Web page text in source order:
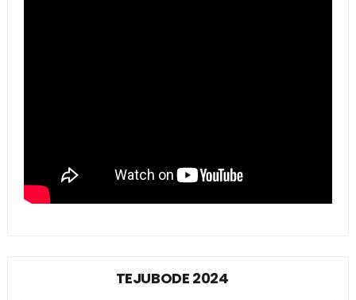
TEJUBODE 2024